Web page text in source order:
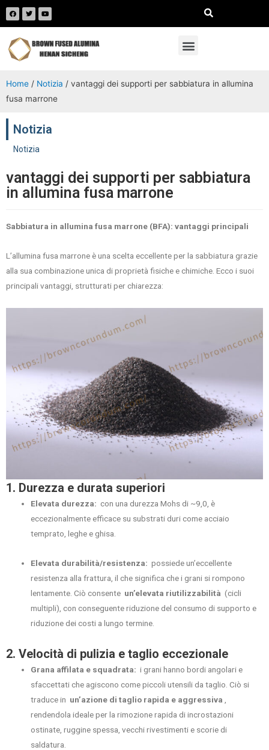
Home / Notizia / vantaggi dei supporti per sabbiatura in allumina
fusa marrone
Notizia
Notizia
vantaggi dei supporti per sabbiatura
in allumina fusa marrone
Sabbiatura in allumina fusa marrone (BFA): vantaggi principali
L’allumina fusa marrone è una scelta eccellente per la sabbiatura grazie
alla sua combinazione unica di proprietà fisiche e chimiche. Ecco i suoi
principali vantaggi, strutturati per chiarezza:
1. Durezza e durata superiori
Elevata durezza: con una durezza Mohs di ~9,0, è
eccezionalmente efficace su substrati duri come acciaio
temprato, leghe e ghisa.
Elevata durabilità/resistenza: possiede un’eccellente
resistenza alla frattura, il che significa che i grani si rompono
lentamente. Ciò consente un’elevata riutilizzabilità (cicli
multipli), con conseguente riduzione del consumo di supporto e
riduzione dei costi a lungo termine.
2. Velocità di pulizia e taglio eccezionale
Grana affilata e squadrata: i grani hanno bordi angolari e
sfaccettati che agiscono come piccoli utensili da taglio. Ciò si
traduce in un’azione di taglio rapida e aggressiva
rendendola ideale per la rimozione rapida di incrostazioni
ostinate, ruggine spessa, vecchi rivestimenti e scorie di
saldatura.